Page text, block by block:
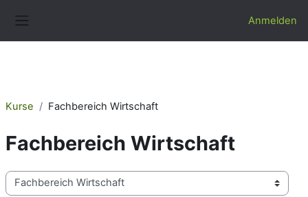
Anmelden
Kurse Fachbereich Wirtschaft
Fachbereich Wirtschaft
Kursbereiche